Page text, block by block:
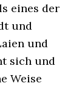
eines der
und
und
sich und
Weise